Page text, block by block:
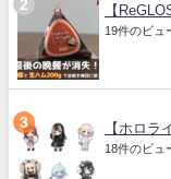
【
19件のビュ
【ホロラ
18件のビュ